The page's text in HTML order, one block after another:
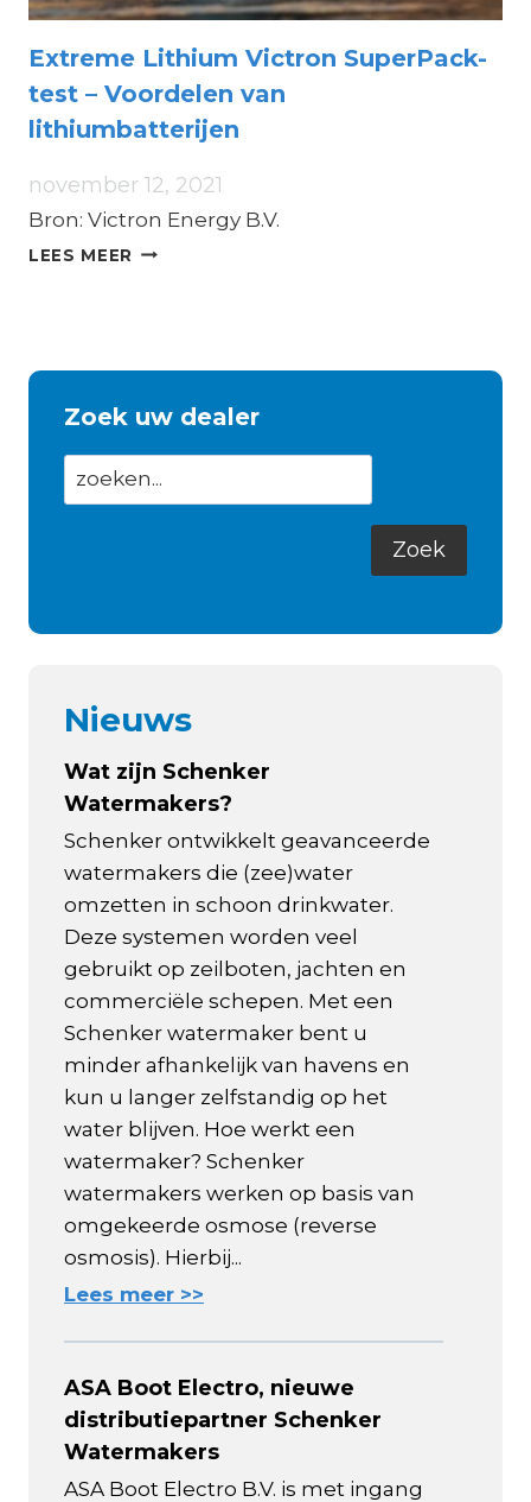
Extreme Lithium Victron SuperPack-
test – Voordelen van
lithiumbatterijen
november 12, 2021
Bron: Victron Energy B.V.
LEES MEER EXTREME
–
VAN
Zoek uw dealer
Nieuws
Wat zijn Schenker
Watermakers?
Schenker ontwikkelt geavanceerde
watermakers die (zee)water
omzetten in schoon drinkwater.
Deze systemen worden veel
gebruikt op zeilboten, jachten en
commerciële schepen. Met een
Schenker watermaker bent u
minder afhankelijk van havens en
kun u langer zelfstandig op het
water blijven. Hoe werkt een
watermaker? Schenker
watermakers werken op basis van
omgekeerde osmose (reverse
osmosis). Hierbij...
Lees meer >>
ASA Boot Electro, nieuwe
distributiepartner Schenker
Watermakers
ASA Boot Electro B.V. is met ingang